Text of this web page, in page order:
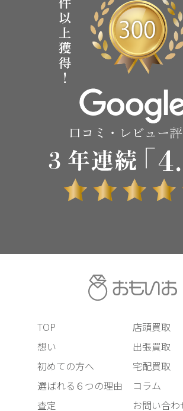
TOP
想い
初めての方へ
選ばれる６つの理由
査定
店頭買取
出張買取
宅配買取
コラム
お問い合わ